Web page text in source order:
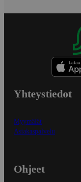
Yhteystiedot
Myymälät
Asiakaspalvelu
Ohjeet